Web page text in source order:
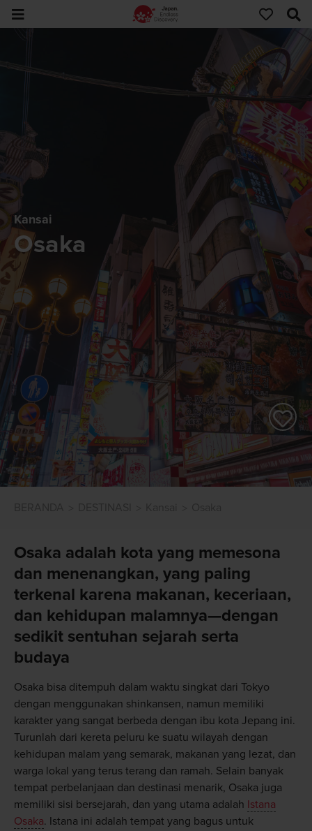
Kansai
Osaka
Osaka adalah kota yang memesona
dan menenangkan, yang paling
terkenal karena makanan, keceriaan,
dan kehidupan malamnya—dengan
sedikit sentuhan sejarah serta
budaya
Osaka bisa ditempuh dalam waktu singkat dari Tokyo
dengan menggunakan shinkansen, namun memiliki
karakter yang sangat berbeda dengan ibu kota Jepang ini.
Turunlah dari kereta peluru ke suatu wilayah dengan
kehidupan malam yang semarak, makanan yang lezat, dan
warga lokal yang terus terang dan ramah. Selain banyak
tempat perbelanjaan dan destinasi menarik, Osaka juga
memiliki sisi bersejarah, dan yang utama adalah Istana
Osaka. Istana ini adalah tempat yang bagus untuk